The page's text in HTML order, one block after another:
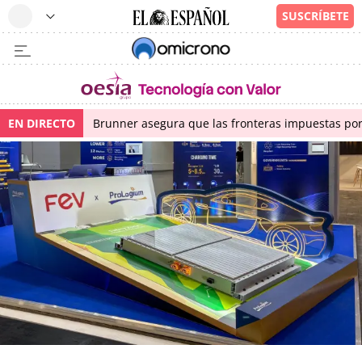
EN DIRECTO Brunner asegura que las fronteras impuestas